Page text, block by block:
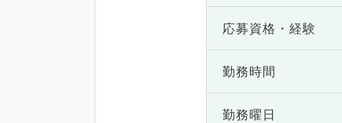
応募資格・ 経験
勤務時間
勤務曜日